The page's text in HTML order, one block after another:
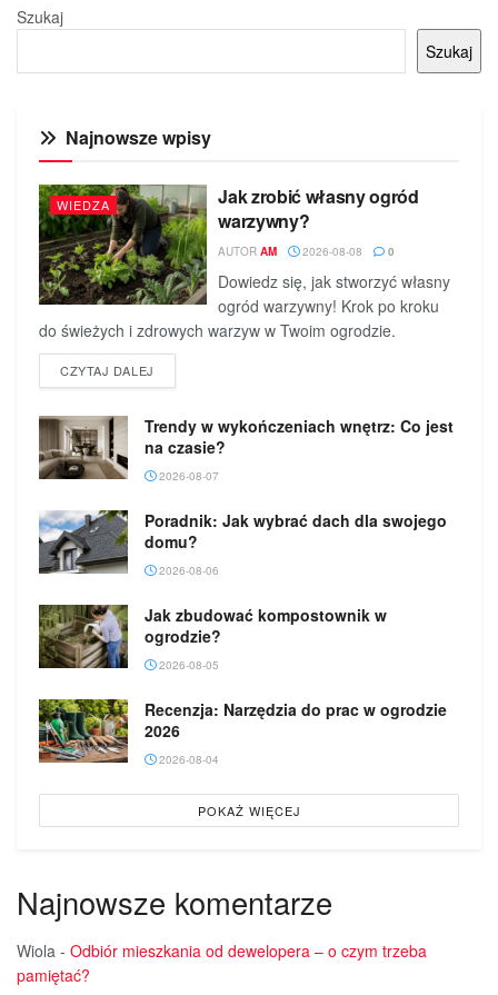
Szukaj
Szukaj
Najnowsze wpisy
WIEDZA
Jak zrobić własny ogród
warzywny?
AUTOR AM 2026-08-08 0
Dowiedz się, jak stworzyć własny
ogród warzywny! Krok po kroku
do świeżych i zdrowych warzyw w Twoim ogrodzie.
CZYTAJ DALEJ
Trendy w wykończeniach wnętrz: Co jest
na czasie?
2026-08-07
Poradnik: Jak wybrać dach dla swojego
domu?
2026-08-06
Jak zbudować kompostownik w
ogrodzie?
2026-08-05
Recenzja: Narzędzia do prac w ogrodzie
2026
2026-08-04
POKAŻ WIĘCEJ
Najnowsze komentarze
Wiola - Odbiór mieszkania od dewelopera – o czym trzeba
pamiętać?